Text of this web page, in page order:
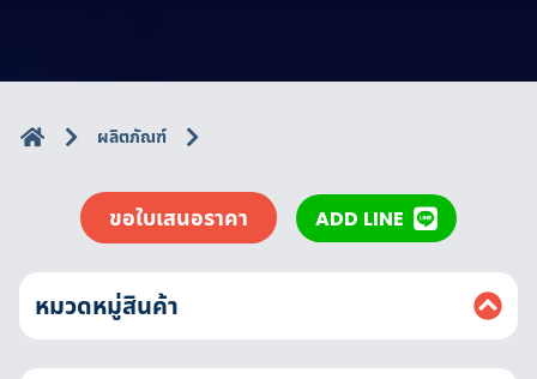
ผลิตภัณฑ์
ขอใบเสนอราคา ADD LINE
หมวดหมู่สินค้า